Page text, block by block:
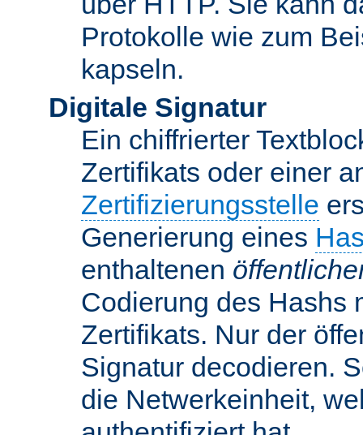
Protokolle wie zum
kapseln.
Digitale Signatur
Ein chiffrierter
Zertifikats oder einer
Zertifizierungsstelle
Generierung eines
enthaltenen
Codierung des Hashs
Zertifikats. Nur der
Signatur decodieren.
die Netwerkeinheit,